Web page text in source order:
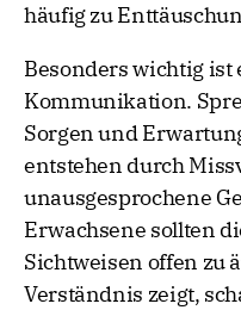
häufig zu
Besonders wichtig
Kommunikation.
Sorgen und
entstehen durch
unausgesprochene
Erwachsene sollten
Sichtweisen offen zu
Verständnis zeigt,